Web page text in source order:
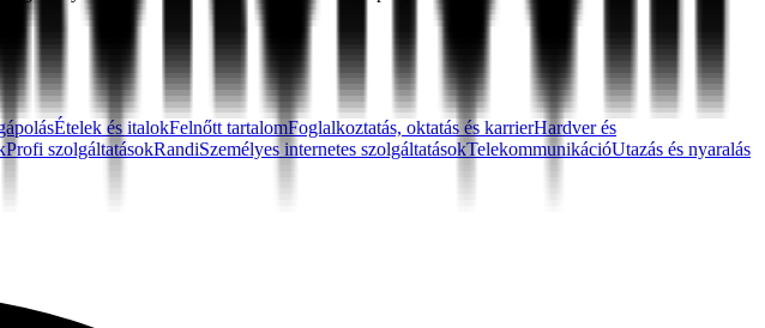
Ételek és italokFelnőtt tartalomFoglalkoztatás, oktatás és karrierHardver és
Profi szolgáltatásokRandiSzemélyes internetes szolgáltatásokTelekommunikációUtazás és nyaralás